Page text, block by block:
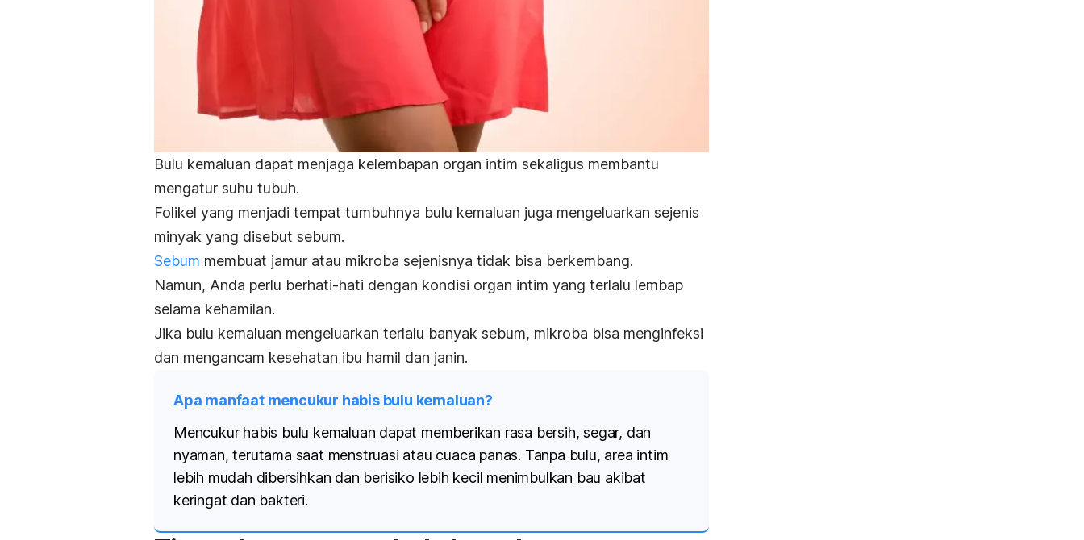
Bulu kemaluan dapat menjaga kelembapan organ intim sekaligus membantu
mengatur suhu tubuh.
Folikel yang menjadi tempat tumbuhnya bulu kemaluan juga mengeluarkan sejenis
minyak yang disebut sebum.
Sebum membuat jamur atau mikroba sejenisnya tidak bisa berkembang.
Namun, Anda perlu berhati-hati dengan kondisi organ intim yang terlalu lembap
selama kehamilan.
Jika bulu kemaluan mengeluarkan terlalu banyak sebum, mikroba bisa menginfeksi
dan mengancam kesehatan ibu hamil dan janin.
Apa manfaat mencukur habis bulu kemaluan?
Mencukur habis bulu kemaluan dapat memberikan rasa bersih, segar, dan
nyaman, terutama saat menstruasi atau cuaca panas. Tanpa bulu, area intim
lebih mudah dibersihkan dan berisiko lebih kecil menimbulkan bau akibat
keringat dan bakteri.